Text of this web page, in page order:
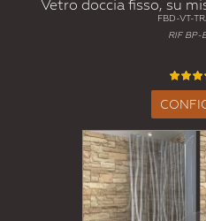
Vetro doccia fisso, su
FBD-VT-
RIF BP-